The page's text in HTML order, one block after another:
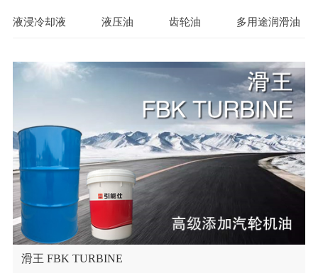
液浸冷却液 液压油 齿轮油 多用途润滑油
滑王 FBK TURBINE